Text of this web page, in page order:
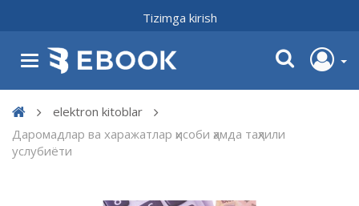
Tizimga kirish
elektron kitoblar
Даромадлар ва харажатлар ҳисоби ҳамда таҳлили
услубиёти